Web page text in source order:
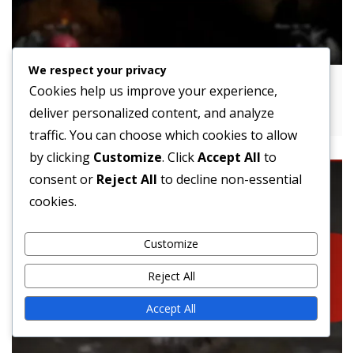
Lost Ark Prime Gaming -tarjoukset:
Uudet, vanhentuneet, tulevat
We respect your privacy
Cookies help us improve your experience,
deliver personalized content, and analyze
traffic. You can choose which cookies to allow
by clicking Customize. ClickAccept All to
consent or Reject All to decline non-essential
cookies.
Customize
Reject All
Accept All